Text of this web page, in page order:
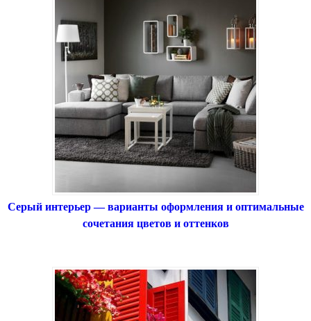
Серый интерьер — варианты оформления и оптимальные
сочетания цветов и оттенков